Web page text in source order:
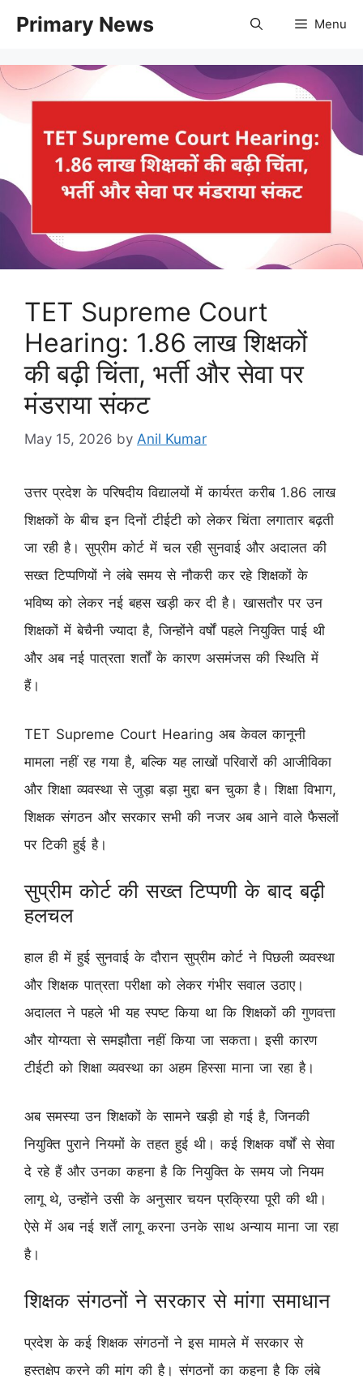
Primary News Menu
TET Supreme Court
Hearing: 1.86 लाख शिक्षकों
की बढ़ी चिंता, भर्ती और सेवा पर
मंडराया संकट
May 15, 2026 by Anil Kumar
उत्तर प्रदेश के परिषदीय विद्यालयों में कार्यरत करीब 1.86 लाख
शिक्षकों के बीच इन दिनों टीईटी को लेकर चिंता लगातार बढ़ती
जा रही है। सुप्रीम कोर्ट में चल रही सुनवाई और अदालत की
सख्त टिप्पणियों ने लंबे समय से नौकरी कर रहे शिक्षकों के
भविष्य को लेकर नई बहस खड़ी कर दी है। खासतौर पर उन
शिक्षकों में बेचैनी ज्यादा है, जिन्होंने वर्षों पहले नियुक्ति पाई थी
और अब नई पात्रता शर्तों के कारण असमंजस की स्थिति में
हैं।
TET Supreme Court Hearing अब केवल कानूनी
मामला नहीं रह गया है, बल्कि यह लाखों परिवारों की आजीविका
और शिक्षा व्यवस्था से जुड़ा बड़ा मुद्दा बन चुका है। शिक्षा विभाग,
शिक्षक संगठन और सरकार सभी की नजर अब आने वाले फैसलों
पर टिकी हुई है।
सुप्रीम कोर्ट की सख्त टिप्पणी के बाद बढ़ी
हलचल
हाल ही में हुई सुनवाई के दौरान सुप्रीम कोर्ट ने पिछली व्यवस्था
और शिक्षक पात्रता परीक्षा को लेकर गंभीर सवाल उठाए।
अदालत ने पहले भी यह स्पष्ट किया था कि शिक्षकों की गुणवत्ता
और योग्यता से समझौता नहीं किया जा सकता। इसी कारण
टीईटी को शिक्षा व्यवस्था का अहम हिस्सा माना जा रहा है।
अब समस्या उन शिक्षकों के सामने खड़ी हो गई है, जिनकी
नियुक्ति पुराने नियमों के तहत हुई थी। कई शिक्षक वर्षों से सेवा
दे रहे हैं और उनका कहना है कि नियुक्ति के समय जो नियम
लागू थे, उन्होंने उसी के अनुसार चयन प्रक्रिया पूरी की थी।
ऐसे में अब नई शर्तें लागू करना उनके साथ अन्याय माना जा रहा
है।
शिक्षक संगठनों ने सरकार से मांगा समाधान
प्रदेश के कई शिक्षक संगठनों ने इस मामले में सरकार से
हस्तक्षेप करने की मांग की है। संगठनों का कहना है कि लंबे